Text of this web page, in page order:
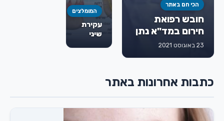
הכי חם באתר
חובש רפואת
חירום במד"א נתן
גורמן ז"ל
23 באוגוסט 2021
המומלצים
עקירת
שיני
ומה
כתבות אחרונות באתר